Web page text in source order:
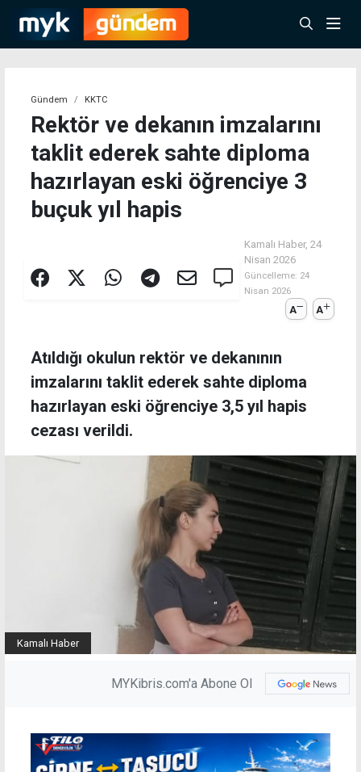
Gündem KKTC
Rektör ve dekanın imzalarını
taklit ederek sahte diploma
hazırlayan eski öğrenciye 3
buçuk yıl hapis
Kamalı Haber,24
Nisan 2026
Güncelleme: 24
Nisan 2026
A A
Atıldığı okulun rektör ve dekanının
imzalarını taklit ederek sahte diploma
hazırlayan eski öğrenciye 3,5 yıl hapis
cezası verildi.
Kamalı Haber
MYKibris.com'a Abone Ol